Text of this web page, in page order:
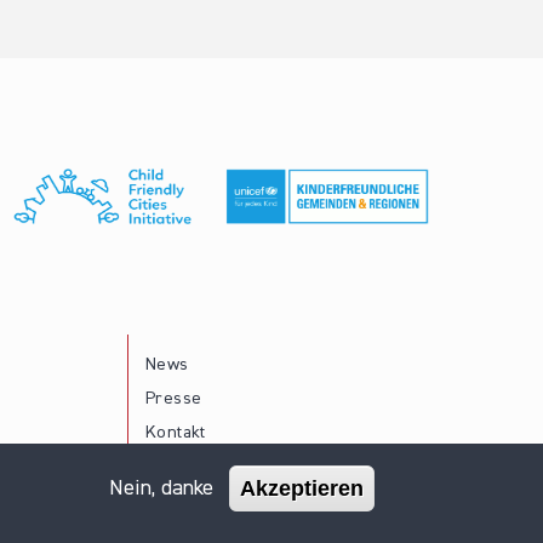
News
Presse
Kontakt
Impressum Datenschutz
Nein, danke Akzeptieren